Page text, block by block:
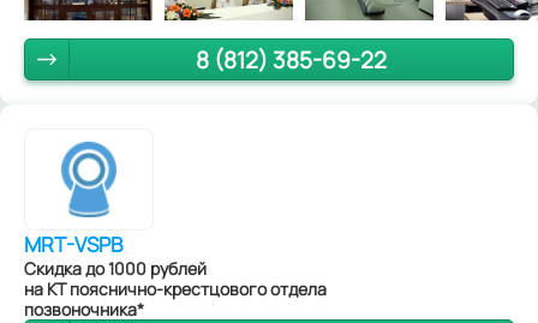
8 (812) 385-69-22
MRT-VSPB
Скидка до 1000 рублей
на КТ пояснично-крестцового отдела
позвоночника*